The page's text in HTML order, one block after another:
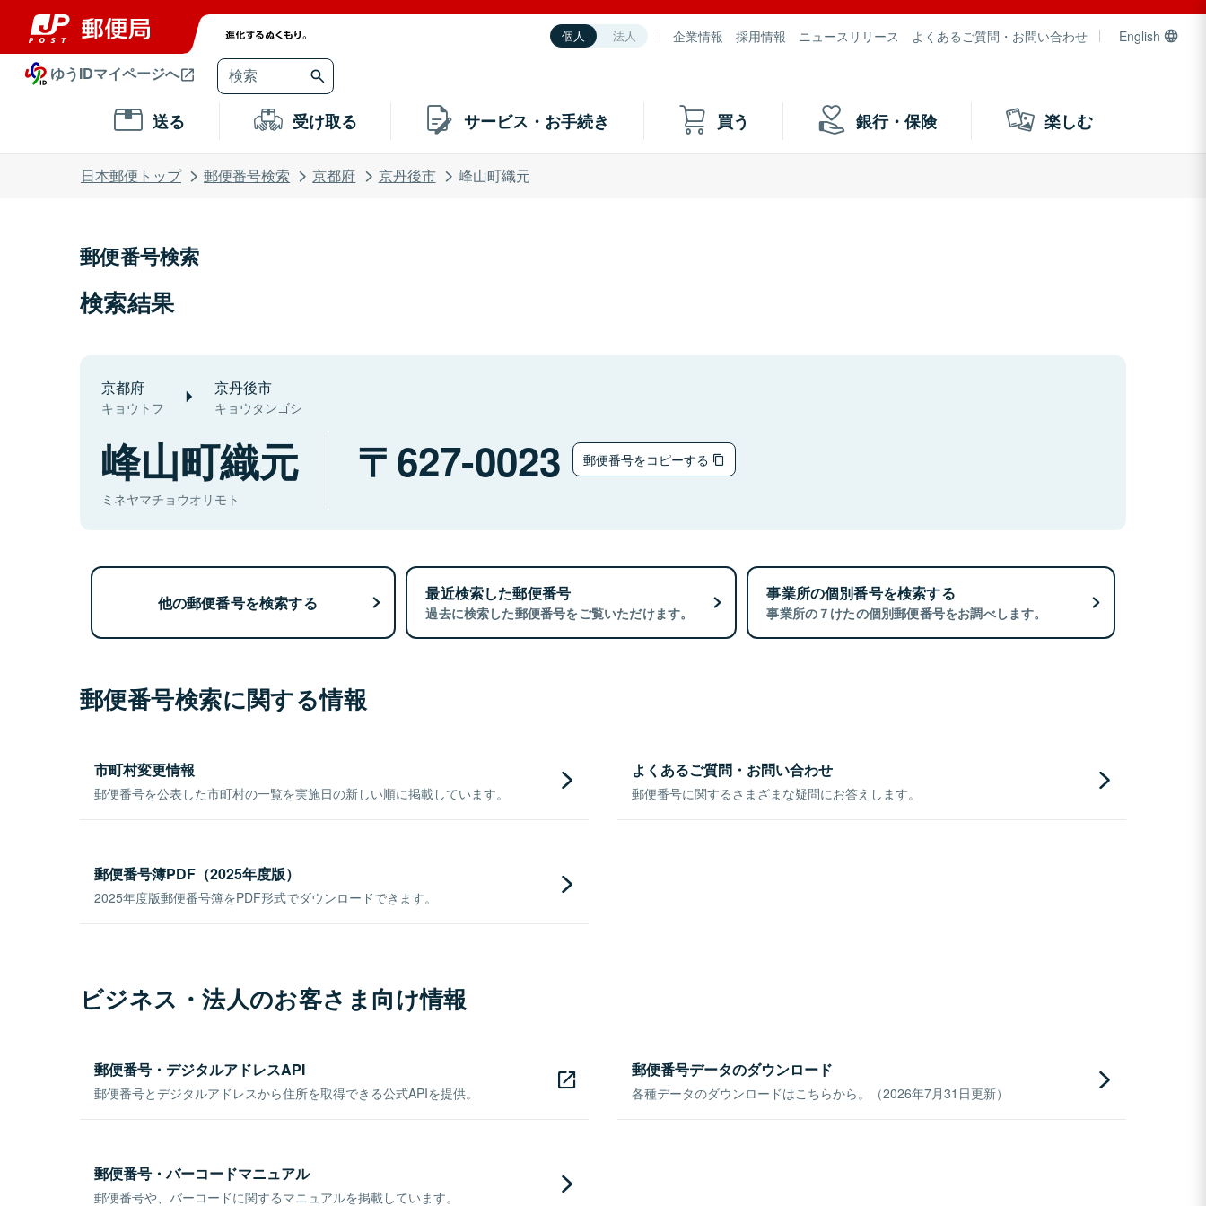
個人 法人 企業情報 採用情報 ニュースリリース よくあるご質問・お問い合わせ English
ゆうIDマイページへ
送る 受け取る サービス・お手続き 買う 銀行・保険 楽しむ
日本郵便トップ 郵便番号検索 京都府 京丹後市 峰山町織元
郵便番号検索
検索結果
京都府
キョウトフ
京丹後市
キョウタンゴシ
峰山町織元
ミネヤマチョウオリモト
627-0023 郵便番号をコピーする
他の郵便番号を検索する 最近検索した郵便番号
過去に検索した郵便番号をご覧いただけます。
事業所の個別番号を検索する
事業所の７けたの個別郵便番号をお調べします。
郵便番号検索に関する情報
市町村変更情報
郵便番号を公表した市町村の一覧を実施日の新しい順に掲載しています。
よくあるご質問・お問い合わせ
郵便番号に関するさまざまな疑問にお答えします。
郵便番号簿PDF（2025年度版）
2025年度版郵便番号簿をPDF形式でダウンロードできます。
ビジネス・法人のお客さま向け情報
郵便番号・デジタルアドレスAPI
郵便番号とデジタルアドレスから住所を取得できる公式APIを提供。
郵便番号データのダウンロード
各種データのダウンロードはこちらから。（2026年7月31日更新）
郵便番号・バーコードマニュアル
郵便番号や、バーコードに関するマニュアルを掲載しています。